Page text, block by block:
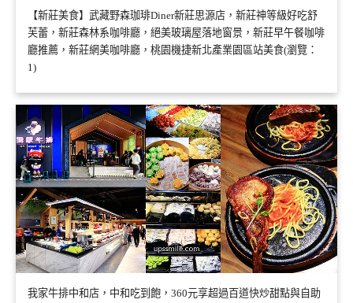
【新莊美食】武藏野森珈琲Diner新莊思源店，新莊神等級好吃舒
芙蕾，新莊森林系咖啡廳，絕美玻璃屋落地窗景，新莊早午餐咖啡
廳推薦，新莊網美咖啡廳，桃園機捷新北產業園區站美食(瀏覽：
1)
我家牛排中和店，中和吃到飽，360元享超過百道快炒甜點與自助